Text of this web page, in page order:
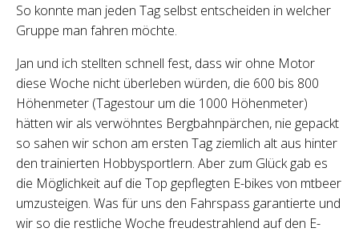
So konnte man jeden Tag selbst entscheiden in welcher
Gruppe man fahren möchte.
Jan und ich stellten schnell fest, dass wir ohne Motor
diese Woche nicht überleben würden, die 600 bis 800
Höhenmeter (Tagestour um die 1000 Höhenmeter)
hätten wir als verwöhntes Bergbahnpärchen, nie gepackt
so sahen wir schon am ersten Tag ziemlich alt aus hinter
den trainierten Hobbysportlern. Aber zum Glück gab es
die Möglichkeit auf die Top gepflegten E-bikes von mtbeer
umzusteigen. Was für uns den Fahrspass garantierte und
wir so die restliche Woche freudestrahlend auf den E-